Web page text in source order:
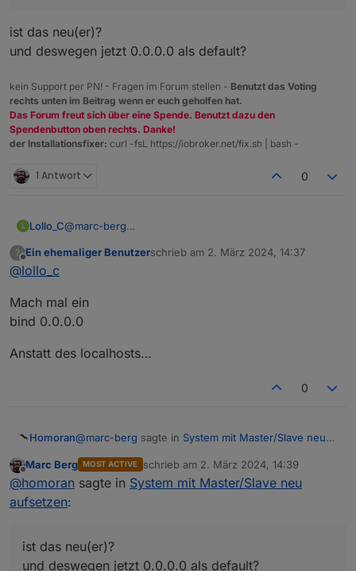
ist das neu(er)?
und deswegen jetzt 0.0.0.0 als default?
kein Support per PN! - Fragen im Forum stellen - Benutzt das Voting
rechts unten im Beitrag wenn er euch geholfen hat.
Das Forum freut sich über eine Spende. Benutzt dazu den
Spendenbutton oben rechts. Danke!
der Installationsfixer: curl -fsL https://iobroker.net/fix.sh | bash -
1 Antwort 0
L Lollo_C@marc-berg
nur die o.g. Zeile gefunden.
?
Offline
Ein ehemaliger Benutzerschrieb am 2. März 2024, 14:37
zuletzt editiert von
@lollo_c
Mach mal ein
bind 0.0.0.0
Anstatt des localhosts…
0
Homoran@marc-berg sagte in System mit Master/Slave neu
Hast du
Offline
Marc Berg MOST ACTIVE schrieb am 2. März 2024, 14:39
zuletzt editiert von
@homoran sagte in System mit Master/Slave neu
aufsetzen:
ist das neu(er)?
und deswegen jetzt 0.0.0.0 als default?